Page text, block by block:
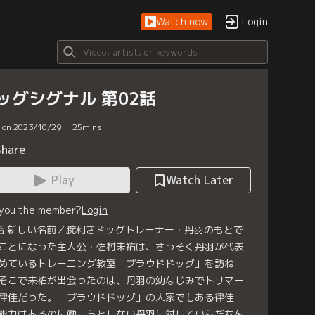
Watch now Login
グシグナル 第02話
on 2023/10/29 25mins
Play
Watch Later
the member?Login
新しい名前／腕利きドッグトレーナー・丹羽のもとで
とになった主人公・佐村未祐は、さっそく丹羽が代表
ているトレーニング教室「プラウドドッグ」を訪ね
こで未祐が出会ったのは、丹羽の幼なじみでトリマー
佳だった。「プラウドドッグ」の大家でもある律佳